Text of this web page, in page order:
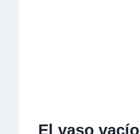
El vaso vacío